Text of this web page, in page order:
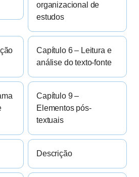
organizacional de
estudos
Capítulo 6 – Leitura e
análise do texto-fonte
Capítulo 9 –
Elementos pós-
textuais
Descrição